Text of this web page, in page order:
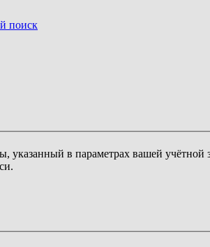
поиск
указанный в параметрах вашей